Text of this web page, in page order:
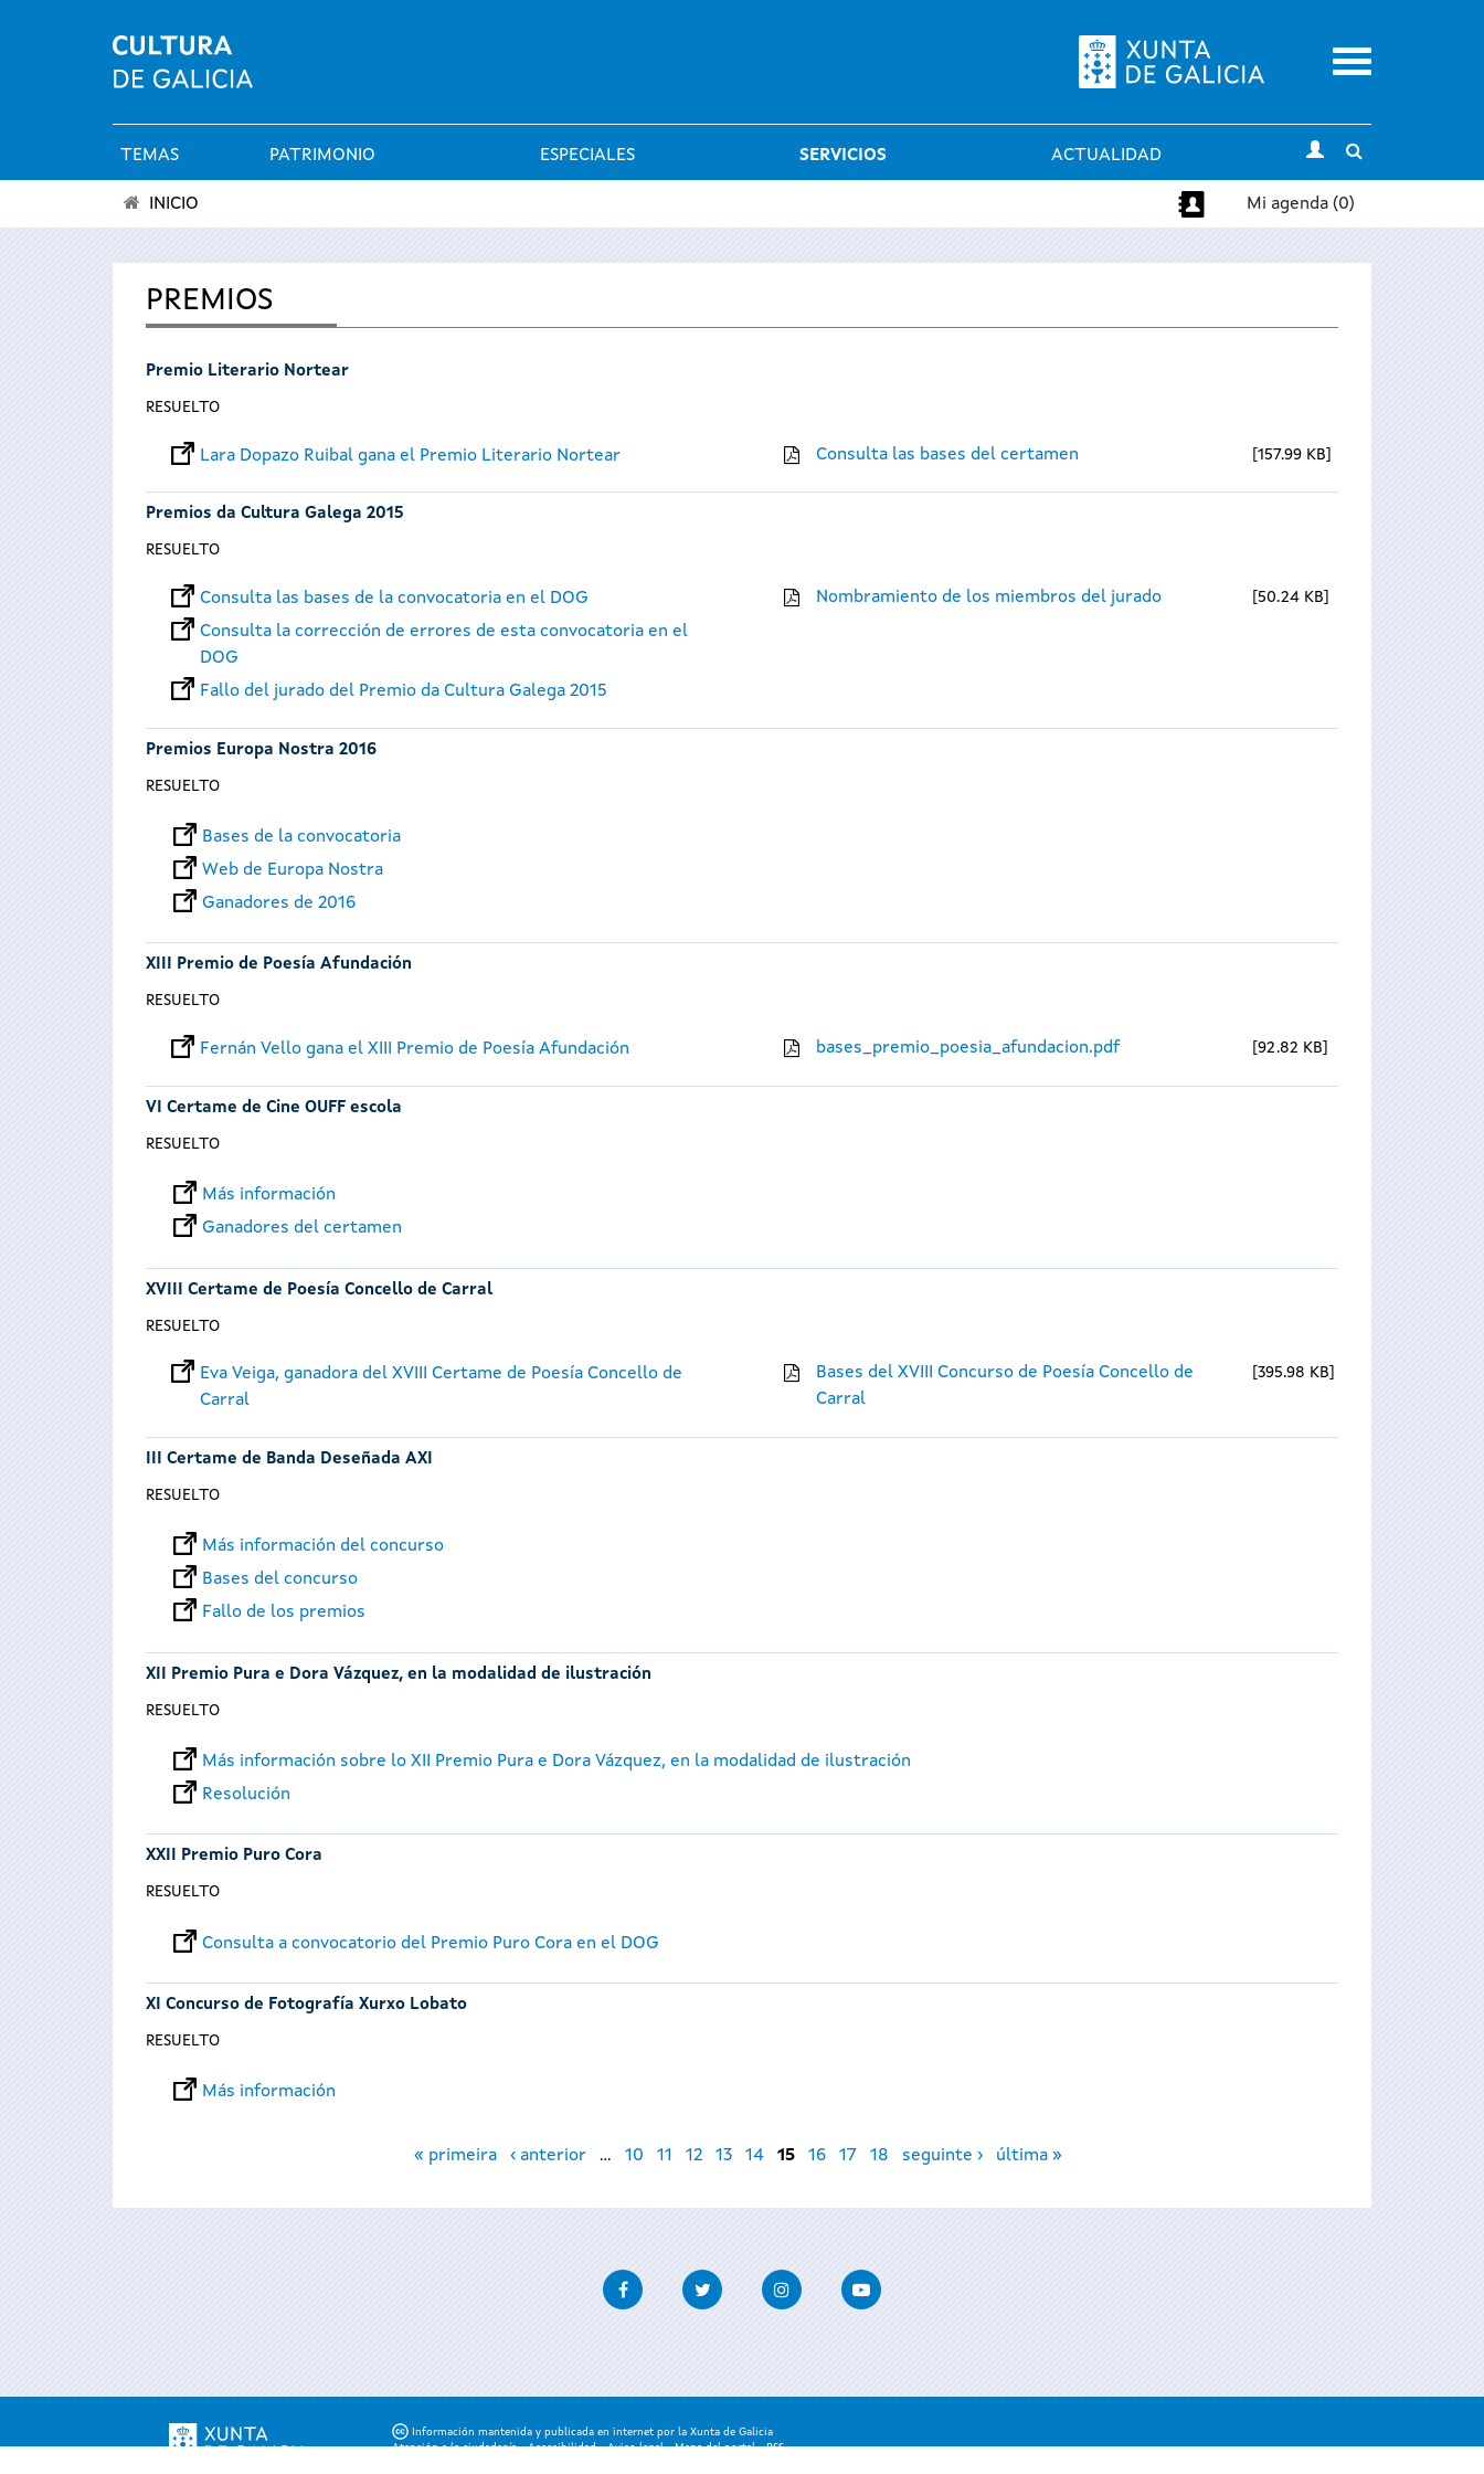
Menu
Menú
principal
TEMAS PATRIMONIO ESPECIALES SERVICIOS ACTUALIDAD
search
encuentra
aquí
INICIO Mi agenda (0)
PREMIOS
Premio Literario Nortear
RESUELTO
Lara Dopazo Ruibal gana el Premio Literario Nortear Consulta las bases del certamen 157.99 KB
Premios da Cultura Galega 2015
RESUELTO
Consulta las bases de la convocatoria en el DOG
Consulta la corrección de errores de esta convocatoria en el
DOG
Fallo del jurado del Premio da Cultura Galega 2015
Nombramiento de los miembros del jurado 50.24 KB
Premios Europa Nostra 2016
RESUELTO
Bases de la convocatoria
Web de Europa Nostra
Ganadores de 2016
XIII Premio de Poesía Afundación
RESUELTO
Fernán Vello gana el XIII Premio de Poesía Afundación bases_premio_poesia_afundacion.pdf 92.82 KB
VI Certame de Cine OUFF escola
RESUELTO
Más información
Ganadores del certamen
XVIII Certame de Poesía Concello de Carral
RESUELTO
Eva Veiga, ganadora del XVIII Certame de Poesía Concello de
Carral
Bases del XVIII Concurso de Poesía Concello de
Carral
395.98 KB
III Certame de Banda Deseñada AXI
RESUELTO
Más información del concurso
Bases del concurso
Fallo de los premios
XII Premio Pura e Dora Vázquez, en la modalidad de ilustración
RESUELTO
Más información sobre lo XII Premio Pura e Dora Vázquez, en la modalidad de ilustración
Resolución
XXII Premio Puro Cora
RESUELTO
Consulta a convocatorio del Premio Puro Cora en el DOG
XI Concurso de Fotografía Xurxo Lobato
RESUELTO
Más información
« primeira ‹ anterior … 10 11 12 13 14 15 16 17 18 seguinte › última »
FacebookTwitter InstagramYoutube
Información mantenida y publicada en internet por la Xunta de Galicia
Atención a la ciudadanía -Accesibilidad -Aviso legal -Mapa del portal -RSS